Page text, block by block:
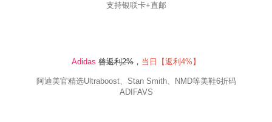
支持银联卡+直邮
Adidas 曾返利2% ， 当日【返利4% 】
阿迪美官精选Ultraboost、Stan Smith、NMD等美鞋6折码
ADIFAVS